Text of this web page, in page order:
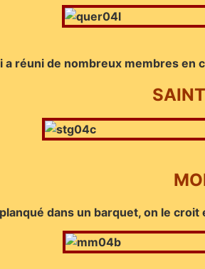
a réuni de nombreux membres en
dans un barquet, on le